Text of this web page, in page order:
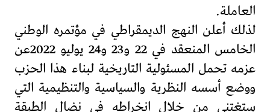
العاملة.
لذلك أعلن النهج الديمقراطي في مؤتمره الوطني
الخامس المنعقد في 22 و23 و24 يوليو 2022عن
عزمه تحمل المسئولية التاريخية لبناء هذا الحزب
ووضع أسسه النظرية والسياسية والتنظيمية التي